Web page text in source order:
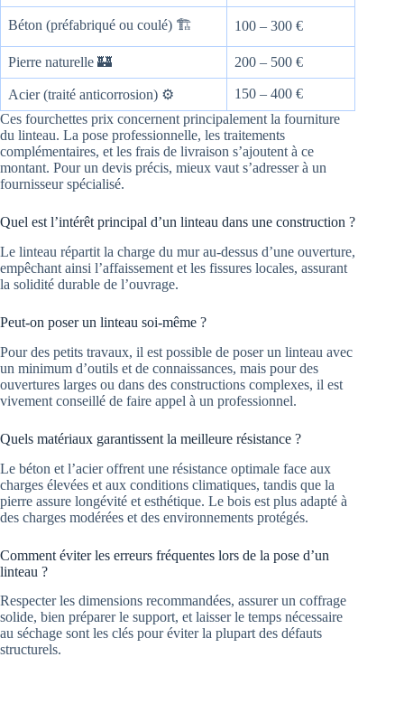
Béton (préfabriqué ou coulé) 🏗️ 100 – 300 €
Pierre naturelle 🏰 200 – 500 €
Acier (traité anticorrosion) ⚙️
150 – 400 €
Ces fourchettes prix concernent principalement la fourniture
du linteau. La pose professionnelle, les traitements
complémentaires, et les frais de livraison s’ajoutent à ce
montant. Pour un devis précis, mieux vaut s’adresser à un
fournisseur spécialisé.
Quel est l’intérêt principal d’un linteau dans une construction ?
Le linteau répartit la charge du mur au-dessus d’une ouverture,
empêchant ainsi l’affaissement et les fissures locales, assurant
la solidité durable de l’ouvrage.
Peut-on poser un linteau soi-même ?
Pour des petits travaux, il est possible de poser un linteau avec
un minimum d’outils et de connaissances, mais pour des
ouvertures larges ou dans des constructions complexes, il est
vivement conseillé de faire appel à un professionnel.
Quels matériaux garantissent la meilleure résistance ?
Le béton et l’acier offrent une résistance optimale face aux
charges élevées et aux conditions climatiques, tandis que la
pierre assure longévité et esthétique. Le bois est plus adapté à
des charges modérées et des environnements protégés.
Comment éviter les erreurs fréquentes lors de la pose d’un
linteau ?
Respecter les dimensions recommandées, assurer un coffrage
solide, bien préparer le support, et laisser le temps nécessaire
au séchage sont les clés pour éviter la plupart des défauts
structurels.